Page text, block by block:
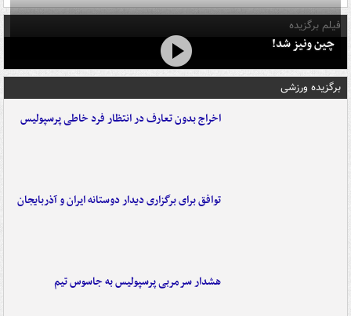
فیلم برگزیده
چین ونیز شد!
برگزیده ورزشی
اخراج بدون تعارف در انتظار فرد خاطی پرسپولیس
توافق برای برگزاری دیدار دوستانه ایران و آذربایجان
هشدار سرمربی پرسپولیس به جاسوس تیم